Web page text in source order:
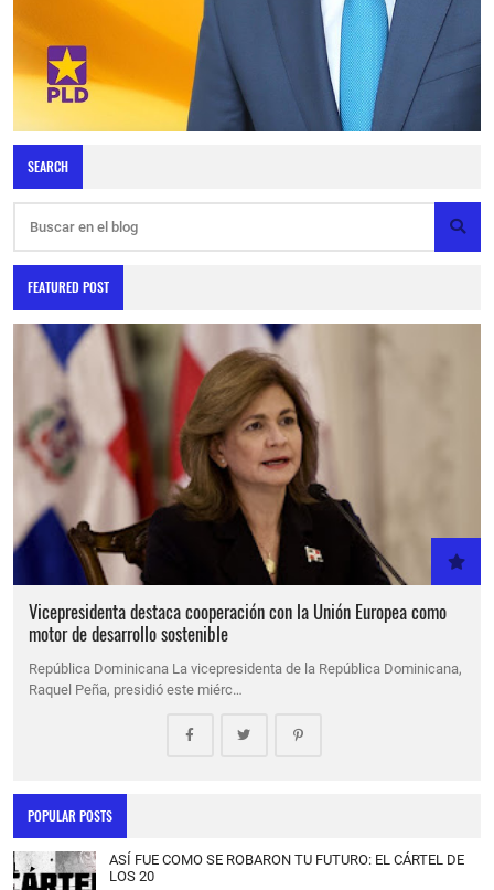
SEARCH
FEATURED POST
Vicepresidenta destaca cooperación con la Unión Europea como
motor de desarrollo sostenible
República Dominicana La vicepresidenta de la República Dominicana,
Raquel Peña, presidió este miérc…
POPULAR POSTS
ASÍ FUE COMO SE ROBARON TU FUTURO: EL CÁRTEL DE
LOS 20